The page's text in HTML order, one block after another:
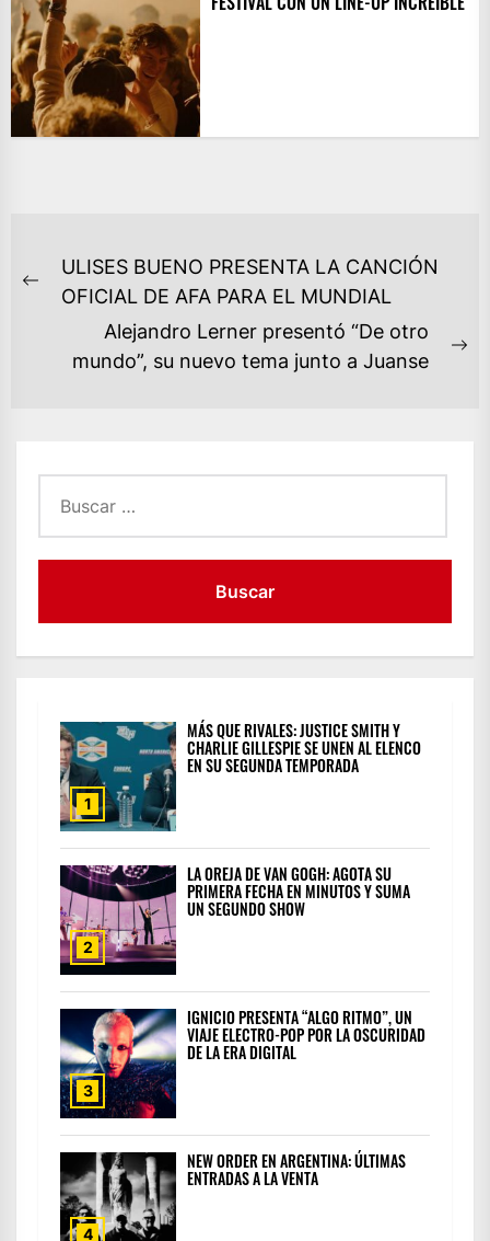
NAVEGACIÓN
DE
ENTRADAS
Previous
ULISES BUENO PRESENTA LA CANCIÓN
OFICIAL DE AFA PARA EL MUNDIAL
Alejandro Lerner presentó “De otro
mundo”, su nuevo tema junto a Juanse
1
MÁS QUE RIVALES: JUSTICE SMITH Y
CHARLIE GILLESPIE SE UNEN AL ELENCO
EN SU SEGUNDA TEMPORADA
2
LA OREJA DE VAN GOGH: AGOTA SU
PRIMERA FECHA EN MINUTOS Y SUMA
UN SEGUNDO SHOW
3
IGNICIO PRESENTA “ALGO RITMO”, UN
VIAJE ELECTRO-POP POR LA OSCURIDAD
DE LA ERA DIGITAL
4
NEW ORDER EN ARGENTINA: ÚLTIMAS
ENTRADAS A LA VENTA